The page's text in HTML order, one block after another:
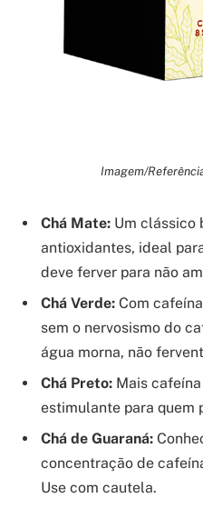
Imagem/
Chá Mate: Um clássico
antioxidantes, ideal
deve ferver para não
Chá Verde: Com
sem o nervosismo do
água morna, não
Chá Preto: Mais
estimulante para quem
Chá de Guaraná:
concentração de
Use com cautela.